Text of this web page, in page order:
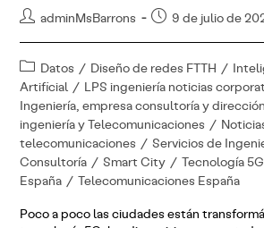
Autor
entrada:
adminMsBarrons
Publicación
entrada:
9 de julio de
Categoría
de
la
entrada:
Datos / Diseño de redes FTTH /
Artificial / LPS ingeniería noticias
Ingeniería, empresa consultoría y
ingeniería y Telecomunicaciones /
telecomunicaciones / Servicios de
Consultoría / Smart City / Tecnología 5G
España / Telecomunicaciones España
Poco a poco las ciudades están